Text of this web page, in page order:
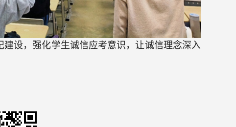
建设， 强化学生诚信应考意识，让诚信理念深入